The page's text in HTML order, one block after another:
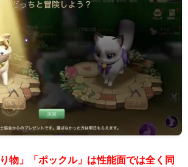
り物」「ポックル」は性能面では全く同